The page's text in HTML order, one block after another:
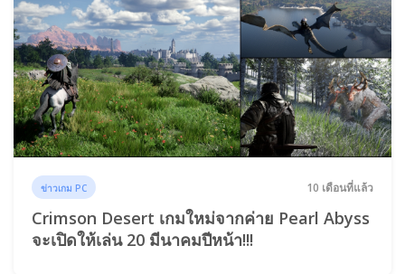
ข่าวเกม PC 10 เดือนที่แล้ว
Crimson Desert เกมใหม่จากค่าย Pearl Abyss
จะเปิดให้เล่น 20 มีนาคมปีหน้า!!!